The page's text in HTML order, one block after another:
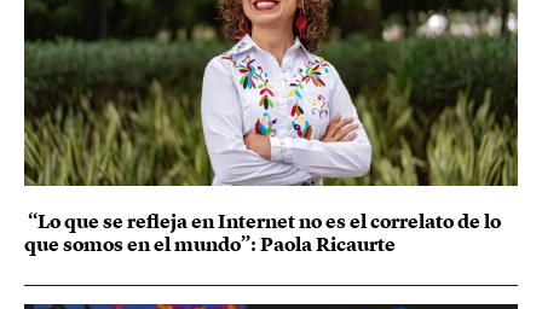
“Lo que se refleja en Internet no es el correlato de lo
que somos en el mundo”: Paola Ricaurte